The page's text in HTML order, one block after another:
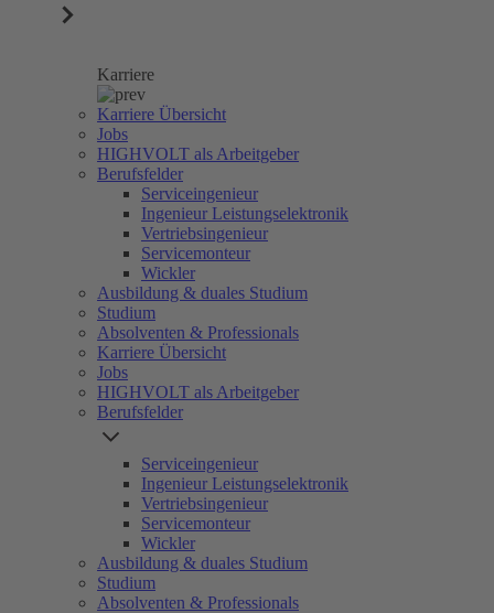
Karriere
Karriere Übersicht
Jobs
HIGHVOLT als Arbeitgeber
Berufsfelder
Serviceingenieur
Ingenieur Leistungselektronik
Vertriebsingenieur
Servicemonteur
Wickler
Ausbildung & duales Studium
Studium
Absolventen & Professionals
Karriere Übersicht
Jobs
HIGHVOLT als Arbeitgeber
Berufsfelder
Serviceingenieur
Ingenieur Leistungselektronik
Vertriebsingenieur
Servicemonteur
Wickler
Ausbildung & duales Studium
Studium
Absolventen & Professionals